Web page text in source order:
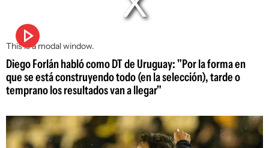
This is a modal window.
Diego Forlán habló como DT de Uruguay: "Por la forma en
que se está construyendo todo (en la selección), tarde o
temprano los resultados van a llegar"